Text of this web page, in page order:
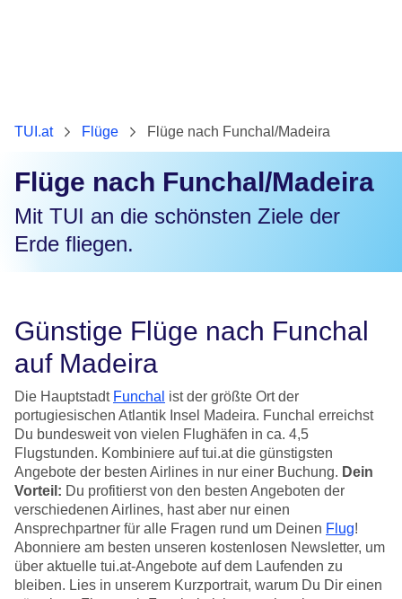
TUI.at Flüge Flüge nach Funchal/Madeira
Flüge nach Funchal/Madeira
Mit TUI an die schönsten Ziele der
Erde fliegen.
Günstige Flüge nach Funchal
auf Madeira
Die Hauptstadt Funchal ist der größte Ort der
portugiesischen Atlantik Insel Madeira. Funchal erreichst
Du bundesweit von vielen Flughäfen in ca. 4,5
Flugstunden. Kombiniere auf tui.at die günstigsten
Angebote der besten Airlines in nur einer Buchung. Dein
Vorteil: Du profitierst von den besten Angeboten der
verschiedenen Airlines, hast aber nur einen
Ansprechpartner für alle Fragen rund um Deinen Flug!
Abonniere am besten unseren kostenlosen Newsletter, um
über aktuelle tui.at-Angebote auf dem Laufenden zu
bleiben. Lies in unserem Kurzportrait, warum Du Dir einen